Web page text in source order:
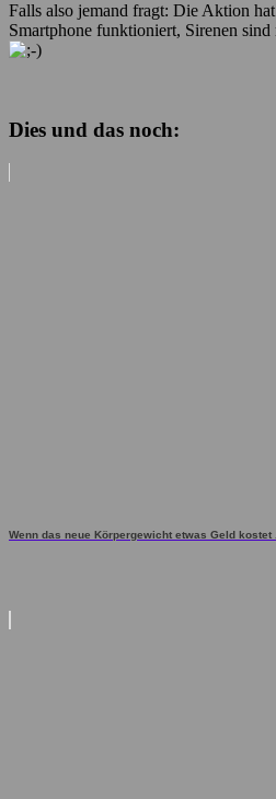
Falls also jemand fragt: Die Aktion
Smartphone funktioniert, Sirenen
Dies und das noch:
Wenn das neue Körpergewicht etwas Geld kostet